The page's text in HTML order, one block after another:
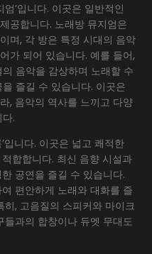
’입니다. 이곳은 일반적인
공합니다. 노래방 뮤지엄은
며, 각 방은 특정 시대의 음악
가 되어 있습니다. 예를 들어,
음악을 감상하며 노래할 수
즐길 수 있습니다. 이곳은
, 음악의 역사를 느끼고 다양
.
입니다. 이곳은 넓고 쾌적한
합합니다. 최신 음향 시설과
공연을 즐길 수 있습니다.
편안하게 노래와 대화를 즐
, 고음질의 스피커와 마이크
과의 합창이나 듀엣 무대도